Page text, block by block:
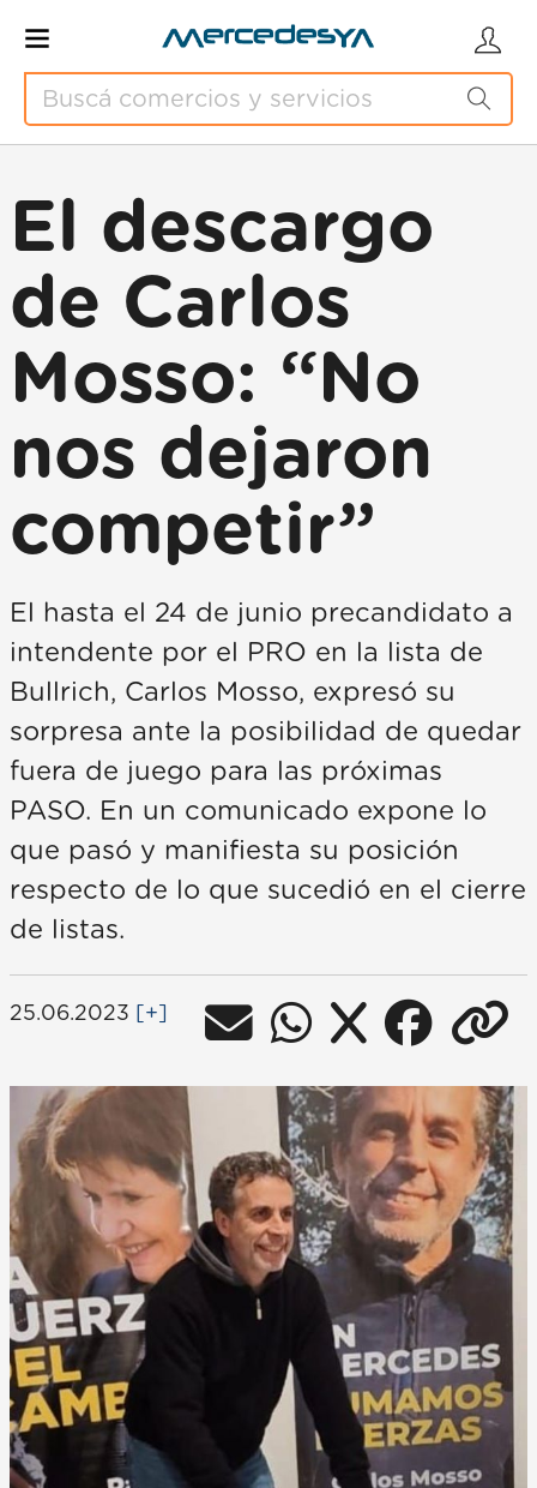
El descargo
de Carlos
Mosso: “No
nos dejaron
competir”
El hasta el 24 de junio precandidato a
intendente por el PRO en la lista de
Bullrich, Carlos Mosso, expresó su
sorpresa ante la posibilidad de quedar
fuera de juego para las próximas
PASO. En un comunicado expone lo
que pasó y manifiesta su posición
respecto de lo que sucedió en el cierre
de listas.
25.06.2023 [+]